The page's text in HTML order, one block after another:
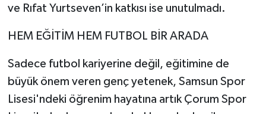
ve Rıfat Yurtseven’in katkısı ise unutulmadı.
HEM EĞİTİM HEM FUTBOL BİR ARADA
Sadece futbol kariyerine değil, eğitimine de
büyük önem veren genç yetenek, Samsun Spor
Lisesi'ndeki öğrenim hayatına artık Çorum Spor